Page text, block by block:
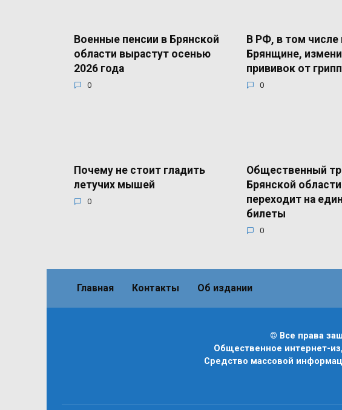
Военные пенсии в Брянской
области вырастут осенью
2026 года
0
В РФ, в том числе
Брянщине,
прививок от
0
Почему не стоит гладить
летучих мышей
0
Общественный
Брянской области
переходит на
билеты
0
Главная Контакты Об издании
© Все права
Общественное интернет-
Средство массовой